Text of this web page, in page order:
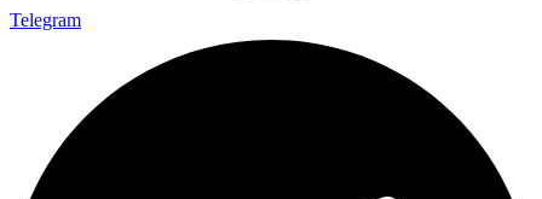
Telegram